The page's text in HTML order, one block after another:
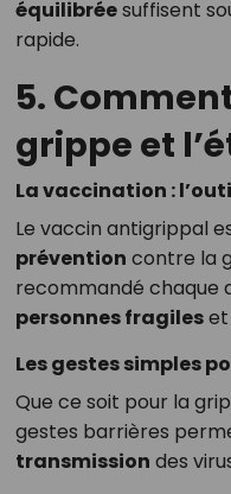
équilibréesuffisent
rapide.
5.
grippe et
La vaccination :
Le vaccin antigrippal
prévention contre la
recommandé chaque
personnes fragileset
Les gestes simples
Que ce soit pour la
gestes barrières
transmission des